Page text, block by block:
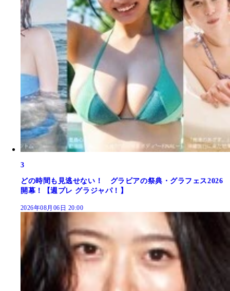
3
どの時間も見逃せない！ グラビアの祭典・グラフェス2026
開幕！【週プレ グラジャパ！】
2026年08月06日 20:00